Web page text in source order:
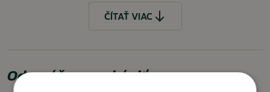
Hmotnosť s puzdrom: cca 850g
ČÍTAŤ MENEJ
ČÍTAŤ VIAC
Odporúčame zakúpiť